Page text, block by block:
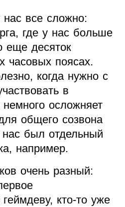
нас все сложно:
где у нас больше
еще десяток
часовых поясах.
когда нужно с
в
осложняет
общего созвона
был отдельный
например.
очень разный:
кто-то уже